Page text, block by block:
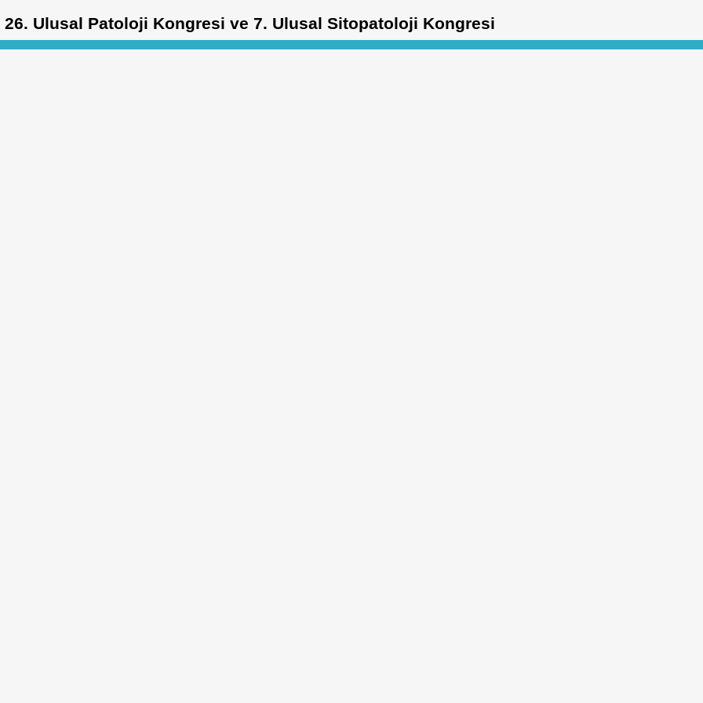
26. Ulusal Patoloji Kongresi ve 7. Ulusal Sitopatoloji Kongresi